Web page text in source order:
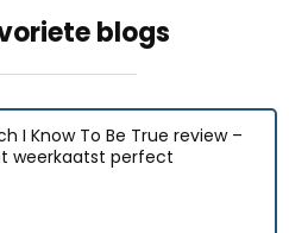
blogs
I Know To Be True review –
weerkaatst perfect